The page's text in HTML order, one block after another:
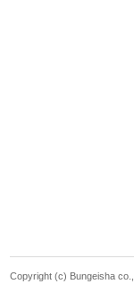
Copyright (c) Bungeisha